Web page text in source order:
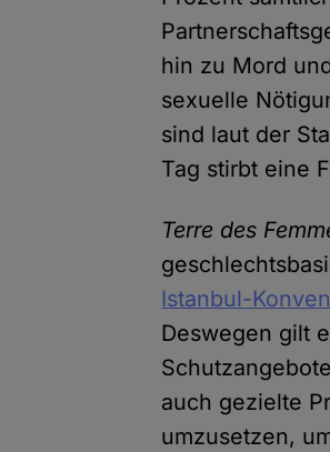
hin zu Mord
sexuelle
sind laut der
Tag stirbt eine
Terre des
Istanbul-
Deswegen gilt
auch gezielte
umzusetzen,